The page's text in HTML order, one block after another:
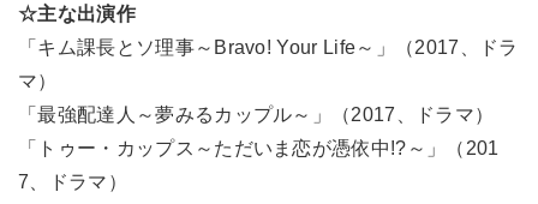
☆主な出演作
「キム課長とソ理事～Bravo! Your Life～」（2017、ドラ
マ）
「最強配達人～夢みるカップル～」（2017、ドラマ）
「トゥー・カップス～ただいま恋が憑依中!?～」（201
7、ドラマ）